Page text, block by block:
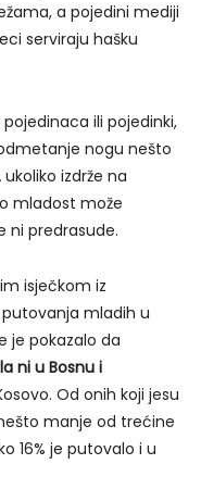
a pojedini mediji
serviraju hašku
ili pojedinki,
nogu nešto
izdrže na
mladost može
ni predrasude.
isječkom iz
mladih u
je pokazalo da
ni u Bosnu i
Od onih koji jesu
manje od trećine
16% je putovalo i u